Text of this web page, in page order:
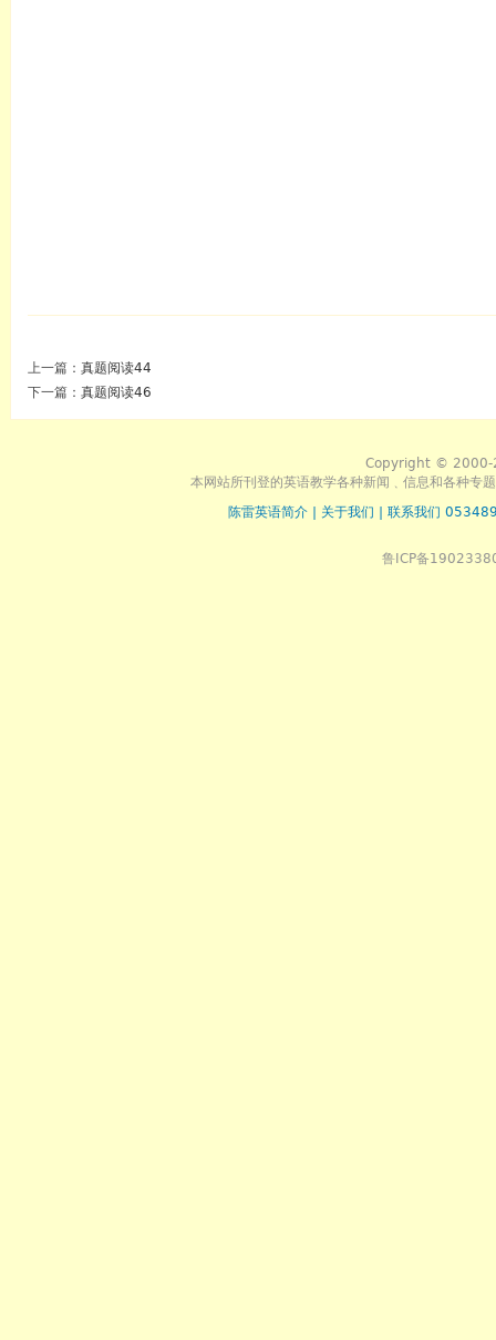
上一篇： 真题阅读44
下一篇： 真题阅读46
Copyright © 2000-
本网站所刊登的英语教学各种新闻﹑信息和各种专
陈雷英语简介
关于我们 联系我们
鲁ICP备